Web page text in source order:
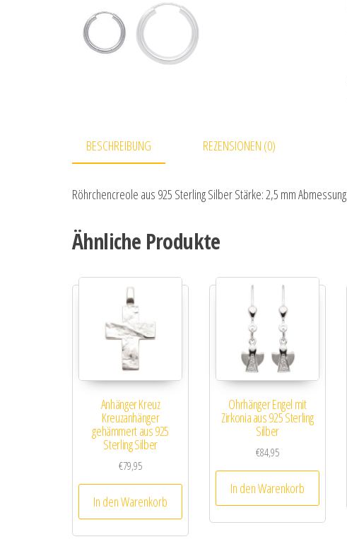
BESCHREIBUNG REZENSIONEN (0)
Röhrchencreole aus 925 Sterling Silber Stärke: 2,5 mm
Ähnliche Produkte
Anhänger Kreuz
Kreuzanhänger
gehämmert aus 925
Sterling Silber
€79,95
In den Warenkorb
Ohrhänger Engel mit
Zirkonia aus 925 Sterling
Silber
€84,95
In den Warenkorb